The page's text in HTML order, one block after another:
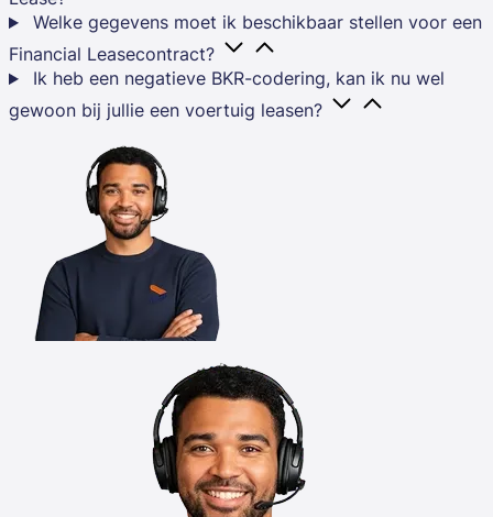
Welke gegevens moet ik beschikbaar stellen voor een
Financial Leasecontract?
Ik heb een negatieve BKR-codering, kan ik nu wel
gewoon bij jullie een voertuig leasen?